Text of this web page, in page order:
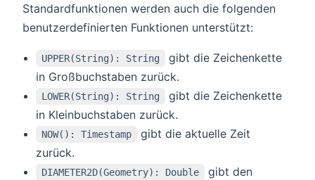
Standardfunktionen werden auch die folgenden
benutzerdefinierten Funktionen unterstützt:
UPPER(String): String
gibt die Zeichenkette
in Großbuchstaben zurück.
LOWER(String): String
gibt die Zeichenkette
in Kleinbuchstaben zurück.
NOW(): Timestamp
gibt die aktuelle Zeit
zurück.
DIAMETER2D(Geometry): Double
gibt den